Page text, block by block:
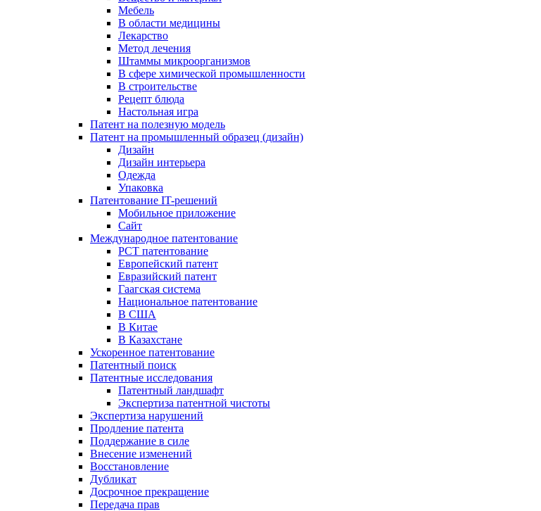
Мебель
В области медицины
Лекарство
Метод лечения
Штаммы микроорганизмов
В сфере химической промышленности
В строительстве
Рецепт блюда
Настольная игра
Патент на полезную модель
Патент на промышленный образец (дизайн)
Дизайн
Дизайн интерьера
Одежда
Упаковка
Патентование IT-решений
Мобильное приложение
Сайт
Международное патентование
PCT патентование
Европейский патент
Евразийский патент
Гаагская система
Национальное патентование
В США
В Китае
В Казахстане
Ускоренное патентование
Патентный поиск
Патентные исследования
Патентный ландшафт
Экспертиза патентной чистоты
Экспертиза нарушений
Продление патента
Поддержание в силе
Внесение изменений
Восстановление
Дубликат
Досрочное прекращение
Передача прав